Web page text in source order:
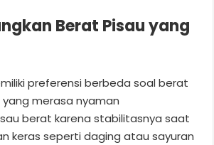
Berat Pisau yang
preferensi berbeda soal berat
merasa nyaman
berat karena stabilitasnya saat
keras seperti daging atau sayuran